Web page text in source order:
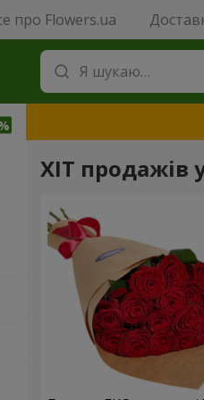
про Flowers.ua
ХІТ продажів